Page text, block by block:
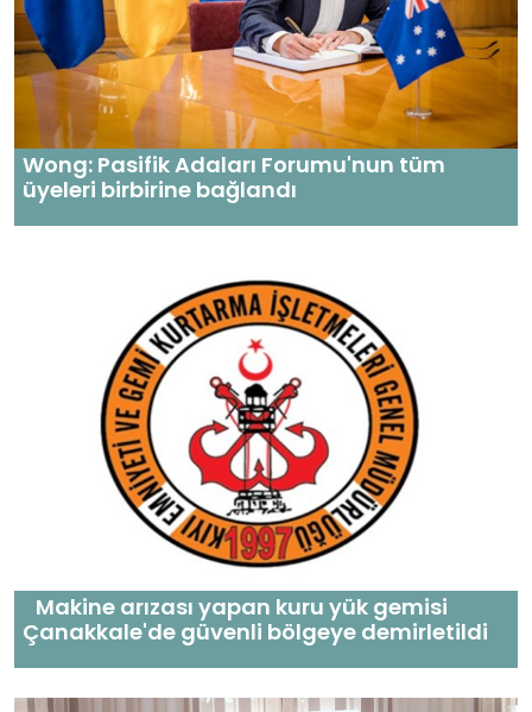
Wong: Pasifik Adaları Forumu'nun tüm
üyeleri birbirine bağlandı
Makine arızası yapan kuru yük gemisi
Çanakkale'de güvenli bölgeye demirletildi